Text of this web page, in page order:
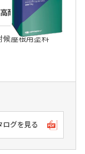
耐候屋根用塗料
候屋根用塗料
ログを見る